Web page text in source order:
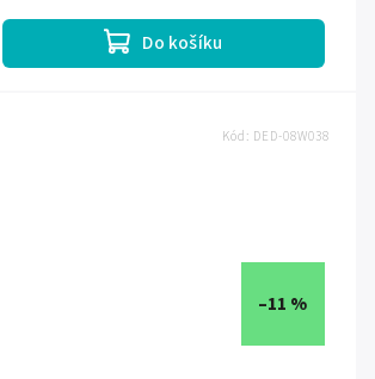
Do košíku
–11 %
Kód: DED-08W038